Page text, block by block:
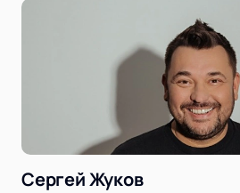
Сергей Жуков